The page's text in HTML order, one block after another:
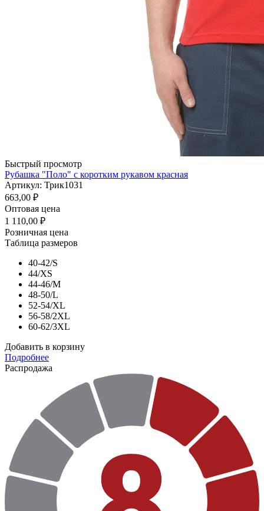
Быстрый просмотр
Рубашка "Поло" с коротким рукавом красная
Артикул: Трик1031
663,00 ₽
Оптовая цена
1 110,00 ₽
Розничная цена
Таблица размеров
40-42/S
44/XS
44-46/M
48-50/L
52-54/XL
56-58/2XL
60-62/3XL
Добавить в корзину
Подробнее
Распродажа